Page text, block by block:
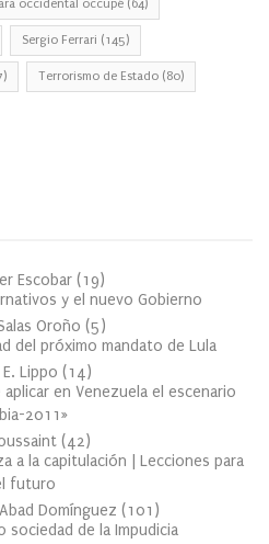
occidental occupé (64)
Sergio Ferrari (145)
Terrorismo de Estado (80)
Escobar (19)
y el nuevo Gobierno
Oroño (5)
del próximo mandato de Lula
Lippo (14)
en Venezuela el escenario
2011»
(42)
a la capitulación | Lecciones para
futuro
Domínguez (101 )
sociedad de la Impudicia